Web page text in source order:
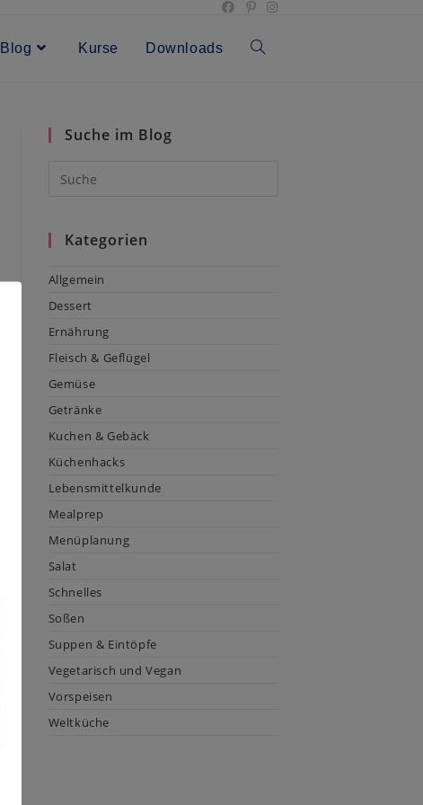
Blog Kurse Downloads Toggle
Suche im Blog
Kategorien
Allgemein
Dessert
Ernährung
Fleisch & Geflügel
Gemüse
Getränke
Kuchen & Gebäck
Küchenhacks
Lebensmittelkunde
Mealprep
Menüplanung
Salat
Schnelles
Soßen
Suppen & Eintöpfe
Vegetarisch und Vegan
Vorspeisen
Weltküche